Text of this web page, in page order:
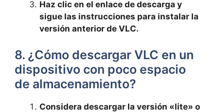
Haz clic en el enlace de descarga y
sigue las instrucciones para instalar la
versión anterior de VLC.
8. ¿Cómo descargar VLC en un
dispositivo con poco espacio
de almacenamiento?
Considera descargar la versión «lite» o